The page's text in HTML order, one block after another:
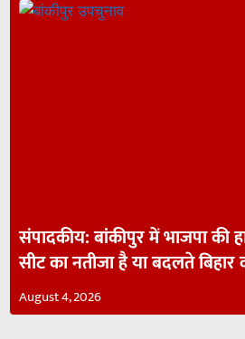
संपादकीय: बांकीपुर में भाजपा की
सीट का नतीजा है या बदलते
August 4, 2026